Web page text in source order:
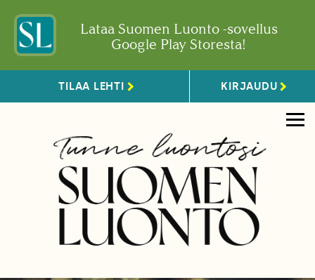
Lataa Suomen Luonto -sovellus
Google Play Storesta!
TILAA LEHTI KIRJAUDU